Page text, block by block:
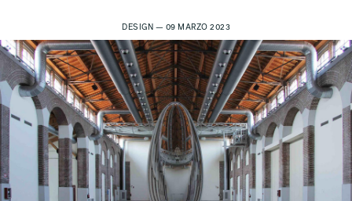
DESIGN — 09 MARZO 2023